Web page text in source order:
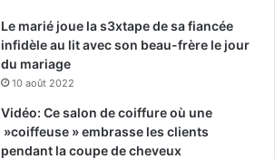
Le marié joue la s3xtape de sa fiancée
infidèle au lit avec son beau-frère le jour
du mariage
10 août 2022
Vidéo: Ce salon de coiffure où une
»coiffeuse » embrasse les clients
pendant la coupe de cheveux